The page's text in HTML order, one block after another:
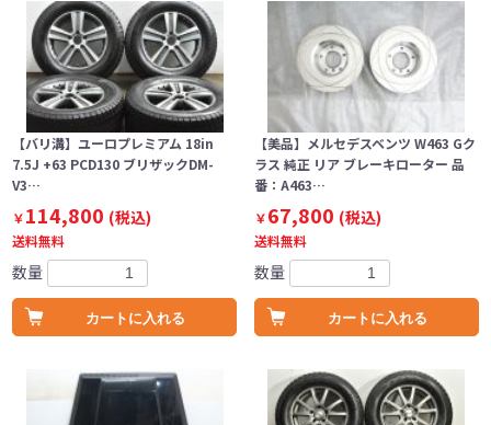
【バリ溝】ユーロプレミアム 18in
7.5J +63 PCD130 ブリザックDM-
V3…
￥114,800 (税込)
送料無料
数量
カートに入れる
【美品】メルセデスベンツ W463 Gク
ラス 純正 リア ブレーキローター 品
番：A463…
￥67,800 (税込)
送料無料
数量
カートに入れる